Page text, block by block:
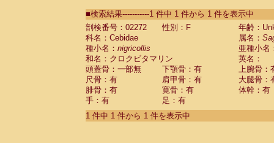
CebidaeSaguinus labiatus(0)
Cebidae Saguinus leucopus (0)
Cebidae
CebidaeSaguinus mystax
CebidaeSaguinus nigricollis (1)
Cebidae Saguinus oedipus
Cebidae Saguinus weddelli
Cebidae Saguinusspp.
Cebidae Aotus trivirgatus
Cebidae Cebus albifrons
■検索結果-----------1 件中 1 件から 1 件を表示中
剖検番号：02272
性別：F
年齢：
科名：Cebidae
属名：
種小名： nigricollis
亜種小名
和名：クロクビタマリン
英名：
頭蓋骨：一部無
下顎骨：有
上腕骨：
尺骨：有
肩甲骨：有
大腿骨：
腓骨：有
寛骨：有
体幹：有
手：有
足：有
1 件中 1 件から 1 件を表示中